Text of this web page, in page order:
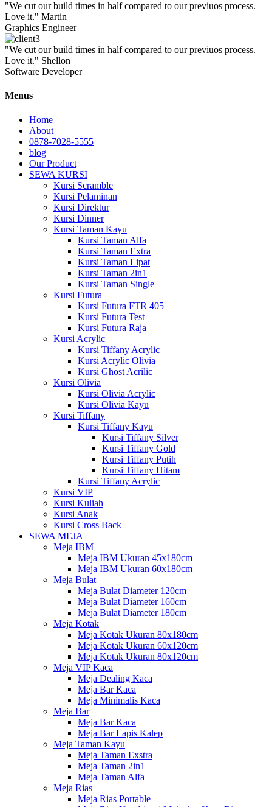
"We cut our build times in half compared to our previuos process.
Love it." Martin
Graphics Engineer
"We cut our build times in half compared to our previuos process.
Love it." Shellon
Software Developer
Menus
Home
About
0878-7028-5555
blog
Our Product
SEWA KURSI
Kursi Scramble
Kursi Pelaminan
Kursi Direktur
Kursi Dinner
Kursi Taman Kayu
Kursi Taman Alfa
Kursi Taman Extra
Kursi Taman Lipat
Kursi Taman 2in1
Kursi Taman Single
Kursi Futura
Kursi Futura FTR 405
Kursi Futura Test
Kursi Futura Raja
Kursi Acrylic
Kursi Tiffany Acrylic
Kursi Acrylic Olivia
Kursi Ghost Acrilic
Kursi Olivia
Kursi Olivia Acrylic
Kursi Olivia Kayu
Kursi Tiffany
Kursi Tiffany Kayu
Kursi Tiffany Silver
Kursi Tiffany Gold
Kursi Tiffany Putih
Kursi Tiffany Hitam
Kursi Tiffany Acrylic
Kursi VIP
Kursi Kuliah
Kursi Anak
Kursi Cross Back
SEWA MEJA
Meja IBM
Meja IBM Ukuran 45x180cm
Meja IBM Ukuran 60x180cm
Meja Bulat
Meja Bulat Diameter 120cm
Meja Bulat Diameter 160cm
Meja Bulat Diameter 180cm
Meja Kotak
Meja Kotak Ukuran 80x180cm
Meja Kotak Ukuran 60x120cm
Meja Kotak Ukuran 80x120cm
Meja VIP Kaca
Meja Dealing Kaca
Meja Bar Kaca
Meja Minimalis Kaca
Meja Bar
Meja Bar Kaca
Meja Bar Lapis Kalep
Meja Taman Kayu
Meja Taman Exstra
Meja Taman 2in1
Meja Taman Alfa
Meja Rias
Meja Rias Portable